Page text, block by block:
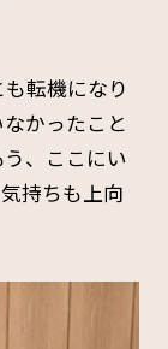
転機になり
かったこと
、ここにい
持ちも上向